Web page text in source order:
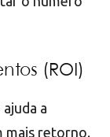
(ROI)
a
mais retorno.